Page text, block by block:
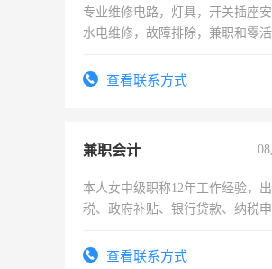
专业维修电路，灯具，开关插座安
水电维修，故障排除，兼职和零活
查看联系方式
兼职会计
本人女中级职称12年工作经验，
税、政府补贴、银行贷款、纳税
务，财务咨询等业务。欲求兼职会
查看联系方式